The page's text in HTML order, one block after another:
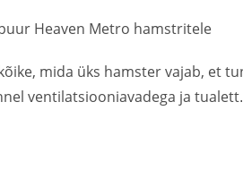
Heaven Metro hamstritele
mida üks hamster vajab, et
ventilatsiooniavadega ja tualett